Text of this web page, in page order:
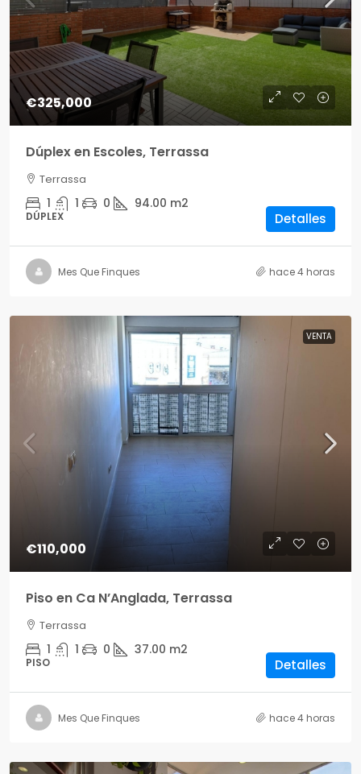
€325,000
Dúplex en Escoles, Terrassa
Terrassa
1 1 0 94.00 m2
DÚPLEX Detalles
Mes Que Finques hace 4 horas
VENTA
€110,000
Piso en Ca N’Anglada, Terrassa
Terrassa
1 1 0 37.00 m2
PISO Detalles
Mes Que Finques hace 4 horas